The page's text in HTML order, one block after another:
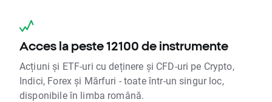
Acces la peste 12100 de instrumente
Acțiuni și ETF-uri cu deținere și CFD-uri pe Crypto,
Indici, Forex și Mărfuri - toate într-un singur loc,
disponibile în limba română.